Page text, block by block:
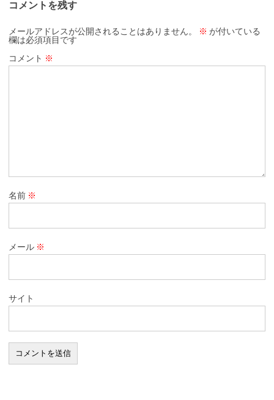
コメントを残す
メールアドレスが公開されることはありません。 ※ が付いている
欄は必須項目です
コメント ※
名前 ※
メール ※
サイト